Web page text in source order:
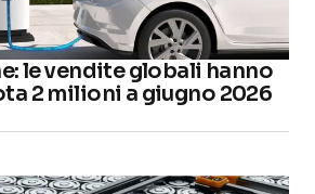
le vendite globali hanno
2 milioni a giugno 2026